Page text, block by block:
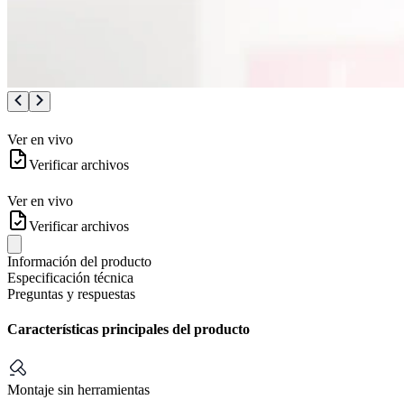
Ver en vivo
Verificar archivos
Ver en vivo
Verificar archivos
Información del producto
Especificación técnica
Preguntas y respuestas
Características principales del producto
Montaje sin herramientas